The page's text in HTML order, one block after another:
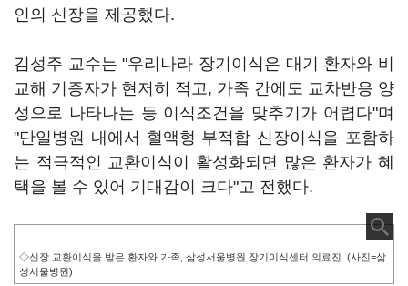
인의 신장을 제공했다.
김성주 교수는 "우리나라 장기이식은 대기 환자와 비
교해 기증자가 현저히 적고, 가족 간에도 교차반응 양
성으로 나타나는 등 이식조건을 맞추기가 어렵다"며
"단일병원 내에서 혈액형 부적합 신장이식을 포함하
는 적극적인 교환이식이 활성화되면 많은 환자가 혜
택을 볼 수 있어 기대감이 크다"고 전했다.
◇신장 교환이식을 받은 환자와 가족, 삼성서울병원 장기이식센터 의료진. (사진=삼
성서울병원)